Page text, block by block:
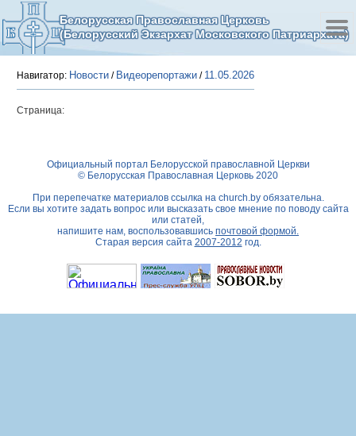
Белорусская Православная Церковь
(Белорусский Экзархат Московского Патриархата)
Навигатор: Новости / Видеорепортажи / 11.05.2026
Страница:
Официальный портал Белорусской православной Церкви
© Белорусская Православная Церковь 2020
При перепечатке материалов ссылка на church.byобязательна.
Если вы хотите задать вопрос или высказать свое мнение по поводу сайта
или статей,
напишите нам, воспользовавшись почтовой формой.
Старая версия сайта 2007-2012 год.